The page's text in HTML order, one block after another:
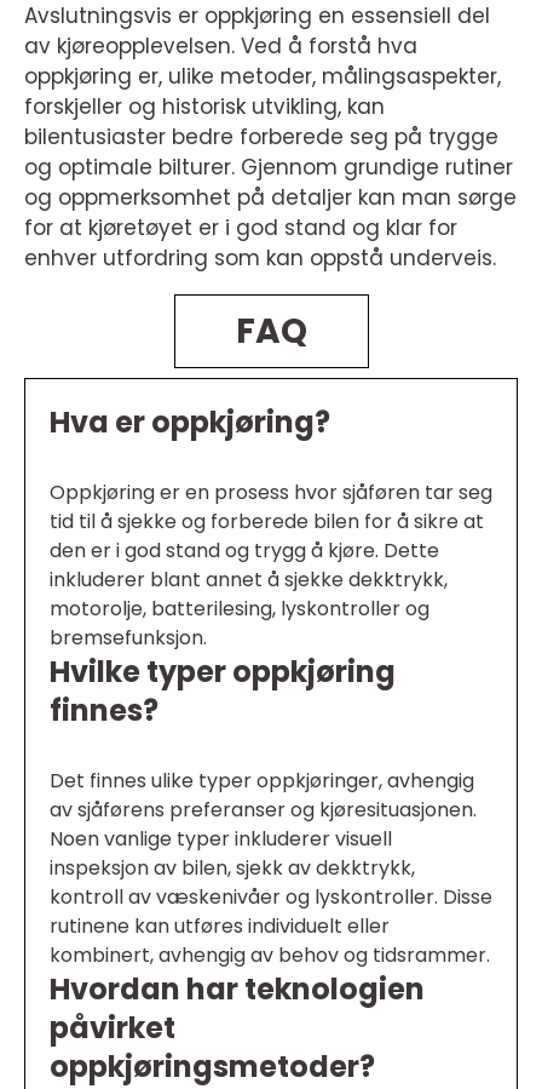
Avslutningsvis er oppkjøring en essensiell del
av kjøreopplevelsen. Ved å forstå hva
oppkjøring er, ulike metoder, målingsaspekter,
forskjeller og historisk utvikling, kan
bilentusiaster bedre forberede seg på trygge
og optimale bilturer. Gjennom grundige rutiner
og oppmerksomhet på detaljer kan man sørge
for at kjøretøyet er i god stand og klar for
enhver utfordring som kan oppstå underveis.
FAQ
Hva er oppkjøring?
Oppkjøring er en prosess hvor sjåføren tar seg
tid til å sjekke og forberede bilen for å sikre at
den er i god stand og trygg å kjøre. Dette
inkluderer blant annet å sjekke dekktrykk,
motorolje, batterilesing, lyskontroller og
bremsefunksjon.
Hvilke typer oppkjøring
finnes?
Det finnes ulike typer oppkjøringer, avhengig
av sjåførens preferanser og kjøresituasjonen.
Noen vanlige typer inkluderer visuell
inspeksjon av bilen, sjekk av dekktrykk,
kontroll av væskenivåer og lyskontroller. Disse
rutinene kan utføres individuelt eller
kombinert, avhengig av behov og tidsrammer.
Hvordan har teknologien
påvirket
oppkjøringsmetoder?